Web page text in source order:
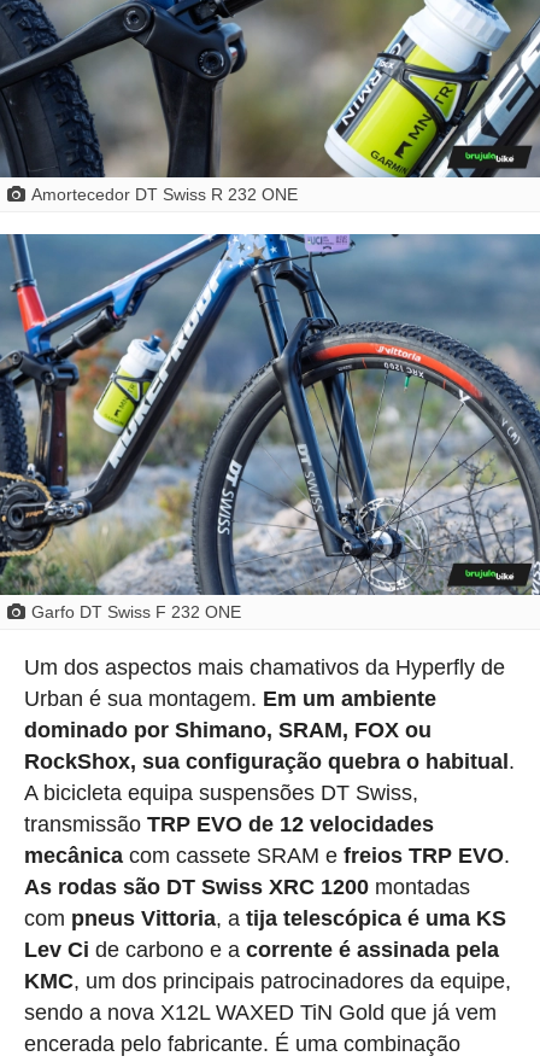
Amortecedor DT Swiss R 232 ONE
Garfo DT Swiss F 232 ONE
Um dos aspectos mais chamativos da Hyperfly de
Urban é sua montagem. Em um ambiente
dominado por Shimano, SRAM, FOX ou
RockShox, sua configuração quebra o habitual .
A bicicleta equipa suspensões DT Swiss,
transmissão TRP EVO de 12 velocidades
mecânicacom cassete SRAM e freios TRP EVO.
As rodas são DT Swiss XRC 1200montadas
com pneus Vittoria, a tija telescópica é uma KS
Lev Ci de carbono e a corrente é assinada pela
KMC, um dos principais patrocinadores da equipe,
sendo a nova X12L WAXED TiN Gold que já vem
encerada pelo fabricante. É uma combinação